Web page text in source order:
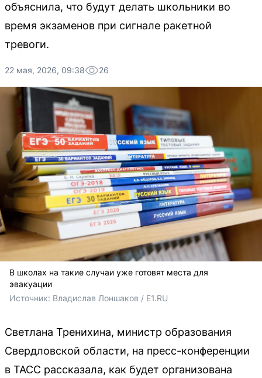
объяснила, что будут делать школьники во
время экзаменов при сигнале ракетной
тревоги.
22 мая, 2026, 09:38 26
В школах на такие случаи уже готовят места для
эвакуации
Источник: Владислав Лоншаков / E1.RU
Светлана Тренихина, министр образования
Свердловской области, на пресс-конференции
в ТАСС рассказала, как будет организована